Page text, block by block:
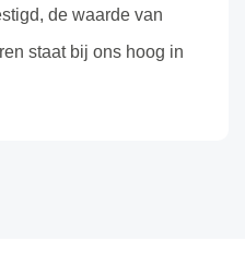
de waarde van
staat bij ons hoog in